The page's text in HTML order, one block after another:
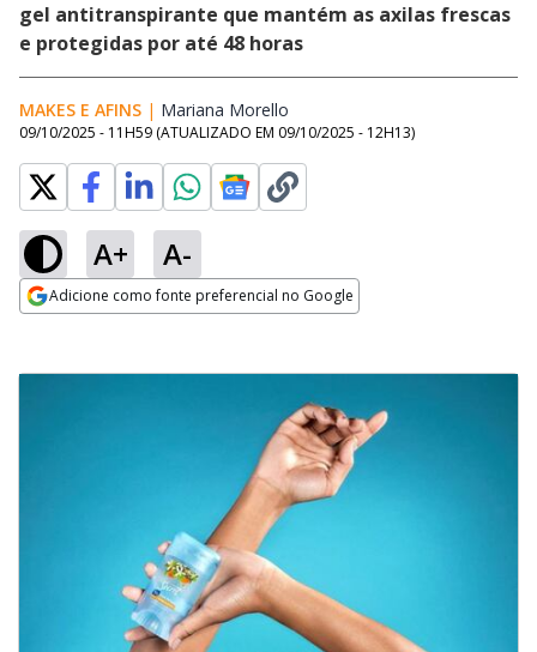
gel antitranspirante que mantém as axilas frescas
e protegidas por até 48 horas
MAKES E AFINS | Mariana Morello
09/10/2025 - 11H59 (ATUALIZADO EM 09/10/2025 - 12H13)
A+ A-
Adicione como fonte preferencial no Google